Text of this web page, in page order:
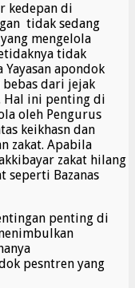
kedepan di
tidak sedang
mengelola
tidak
apondok
dari jejak
Hal ini penting di
oleh Pengurus
keikhasn dan
zakat. Apabila
zakat hilang
seperti Bazanas
penting di
pesntren yang